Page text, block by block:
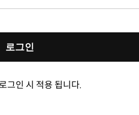
로그인
그인 시 적용 됩니다.